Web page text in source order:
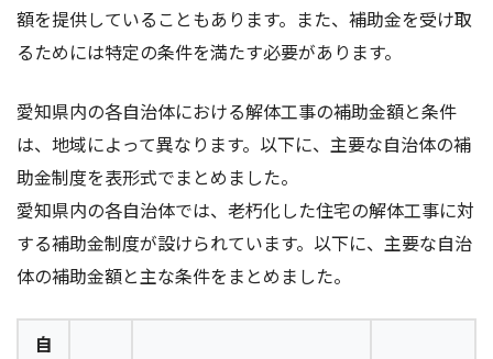
額を提供していることもあります。また、補助金を受け取
るためには特定の条件を満たす必要があります。
愛知県内の各自治体における解体工事の補助金額と条件
は、地域によって異なります。以下に、主要な自治体の補
助金制度を表形式でまとめました。
愛知県内の各自治体では、老朽化した住宅の解体工事に対
する補助金制度が設けられています。以下に、主要な自治
体の補助金額と主な条件をまとめました。
自